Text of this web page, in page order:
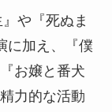
や『死ぬま
に加え、『僕
お嬢と番犬
力的な活動